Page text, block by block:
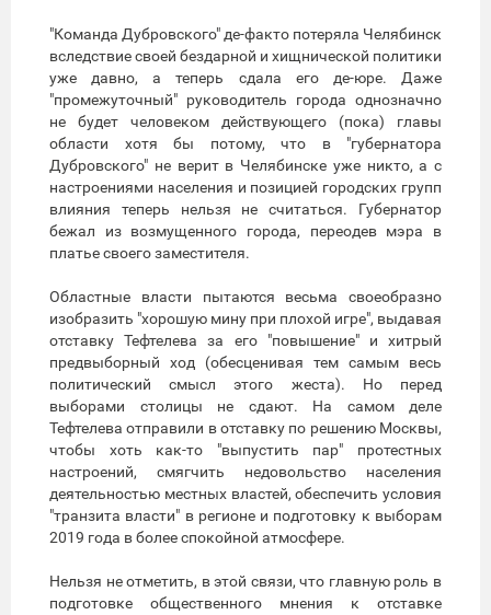
"Команда Дубровского" де-факто потеряла Челябинск
вследствие своей бездарной и хищнической политики
уже давно, а теперь сдала его де-юре. Даже
"промежуточный" руководитель города однозначно
не будет человеком действующего (пока) главы
области хотя бы потому, что в "губернатора
Дубровского" не верит в Челябинске уже никто, а с
настроениями населения и позицией городских групп
влияния теперь нельзя не считаться. Губернатор
бежал из возмущенного города, переодев мэра в
платье своего заместителя.
Областные власти пытаются весьма своеобразно
изобразить "хорошую мину при плохой игре", выдавая
отставку Тефтелева за его "повышение" и хитрый
предвыборный ход (обесценивая тем самым весь
политический смысл этого жеста). Но перед
выборами столицы не сдают. На самом деле
Тефтелева отправили в отставку по решению Москвы,
чтобы хоть как-то "выпустить пар" протестных
настроений, смягчить недовольство населения
деятельностью местных властей, обеспечить условия
"транзита власти" в регионе и подготовку к выборам
2019 года в более спокойной атмосфере.
Нельзя не отметить, в этой связи, что главную роль в
подготовке общественного мнения к отставке